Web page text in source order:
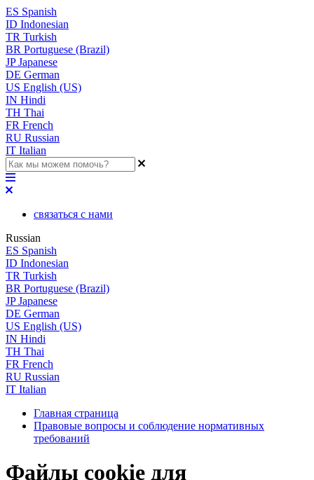
ES Spanish
ID Indonesian
TR Turkish
BR Portuguese (Brazil)
JP Japanese
DE German
US English (US)
IN Hindi
TH Thai
FR French
RU Russian
IT Italian
связаться с нами
Russian
ES Spanish
ID Indonesian
TR Turkish
BR Portuguese (Brazil)
JP Japanese
DE German
US English (US)
IN Hindi
TH Thai
FR French
RU Russian
IT Italian
Главная страница
Правовые вопросы и соблюдение нормативных
требований
Файлы cookie для